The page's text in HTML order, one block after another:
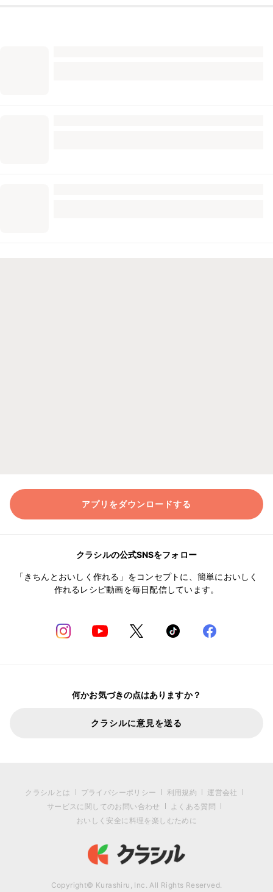
アプリをダウンロードする
クラシルの公式SNSをフォロー
「きちんとおいしく作れる」をコンセプトに、簡単においしく
作れるレシピ動画を毎日配信しています。
何かお気づきの点はありますか？
クラシルに意見を送る
クラシルとは プライバシーポリシー 利用規約
運営会社
サービスに関してのお問い合わせ
よくある質問
おいしく安全に料理を楽しむために
Copyright© Kurashiru, Inc. All Rights Reserved.